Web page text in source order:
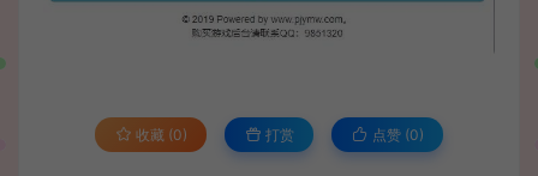
收藏 (0) 打赏 点赞 (0)